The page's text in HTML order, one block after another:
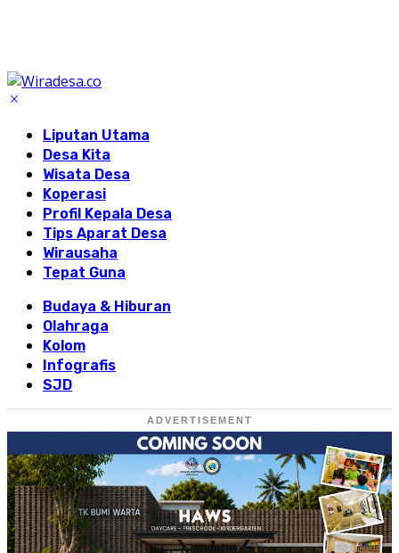
Liputan Utama
Desa Kita
Wisata Desa
Koperasi
Profil Kepala Desa
Tips Aparat Desa
Wirausaha
Tepat Guna
Budaya & Hiburan
Olahraga
Kolom
Infografis
SJD
ADVERTISEMENT